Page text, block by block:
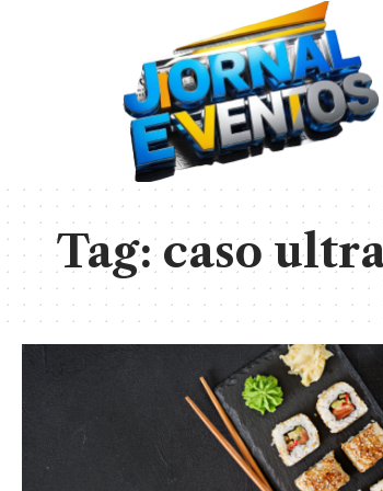
Tag:caso